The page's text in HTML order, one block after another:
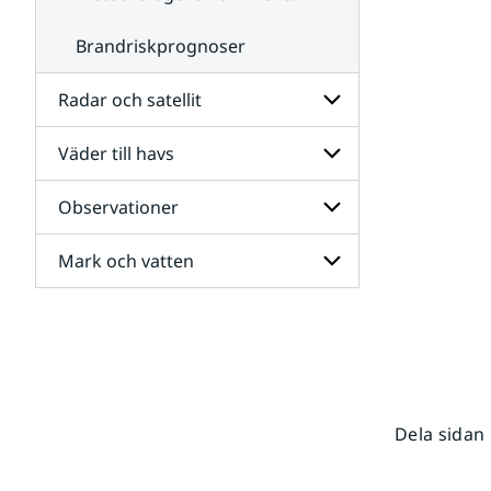
Brandriskprognoser
Radar och satellit
Undersidor
för
Radar
och
satellit
Väder till havs
Undersidor
för
Väder
till
havs
Observationer
Undersidor
för
Mark och vatten
Dela sidan